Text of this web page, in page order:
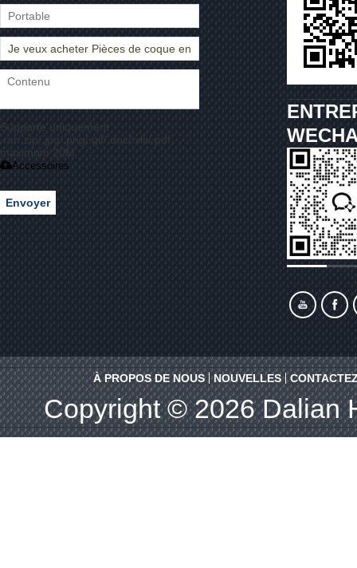
Supporte uniquement
.rar/.zip/.jpg/.png/.gif/.doc/.xls/.pdf,
maximum 20M
Accessoires
Envoyer
À PROPOS DE NOUS NOUVELLES
Copyright © 2026Dalian